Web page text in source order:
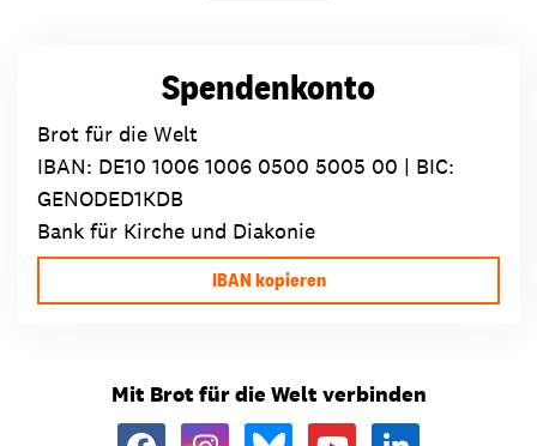
Spendenkonto
Brot für die Welt
IBAN: DE10 1006 1006 0500 5005 00 | BIC:
GENODED1KDB
Bank für Kirche und Diakonie
IBAN kopieren
Mit Brot für die Welt verbinden